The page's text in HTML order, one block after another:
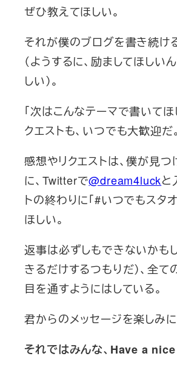
ぜひ教えてほしい。
それが僕のブログを書き続け
（ようするに、励ましてほしい
しい）。
「次はこんなテーマで書いてほ
クエストも、いつでも大歓迎だ。
感想やリクエストは、僕が見つ
に、Twitterで@dream4luckと
トの終わりに「#いつでもスタ
ほしい。
返事は必ずしもできないかも
きるだけするつもりだ）、全て
目を通すようにはしている。
君からのメッセージを楽しみに
それではみんな、Have a